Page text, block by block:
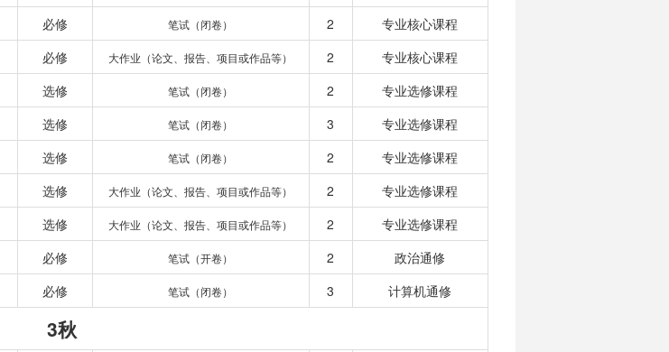
必修 笔试（闭卷） 2
专业核心课程
必修 大作业（论文、报告、项目或作品等） 2
专业核心课程
选修 笔试（闭卷） 2
专业选修课程
选修 笔试（闭卷） 3
专业选修课程
选修 笔试（闭卷） 2
专业选修课程
选修 大作业（论文、报告、项目或作品等） 2
专业选修课程
选修 大作业（论文、报告、项目或作品等） 2
专业选修课程
必修 笔试（开卷） 2
政治通修
必修 笔试（闭卷） 3 计算机通修
3秋